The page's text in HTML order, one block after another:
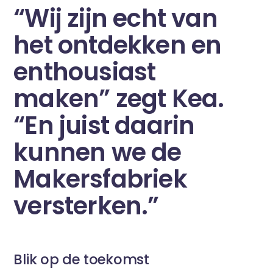
“Wij zijn echt van
het ontdekken en
enthousiast
maken” zegt Kea.
“En juist daarin
kunnen we de
Makersfabriek
versterken.”
Blik op de toekomst